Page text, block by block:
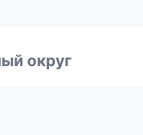
округ